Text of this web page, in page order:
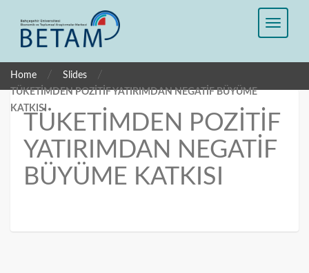
Home / Slides /
TÜKETİMDEN POZİTİF YATIRIMDAN NEGATİF BÜYÜME
KATKISI
TÜKETİMDEN POZİTİF
YATIRIMDAN NEGATİF
BÜYÜME KATKISI